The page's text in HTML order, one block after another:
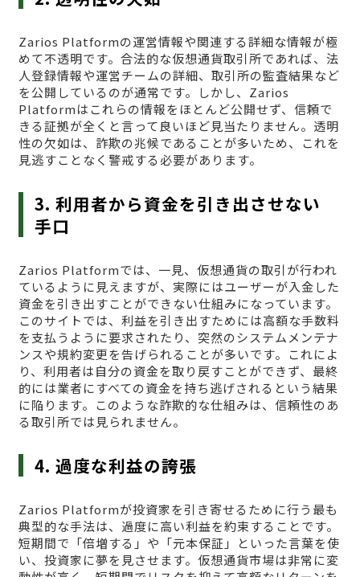
Zarios Platformの運営情報や関連する詳細な情報が極
めて不透明です。合法的な仮想通貨取引所であれば、法
人登録情報や運営チームの詳細、取引所の監査結果など
を公開しているのが通常です。しかし、Zarios
Platformはこれらの情報をほとんど公開せず、信頼で
きる証拠が全くと言って良いほど見当たりません。透明
性の欠如は、詐欺の兆候であることが多いため、これを
見逃すことなく警戒する必要があります。
3. 利用者から資金を引き出させない
手口
Zarios Platformでは、一見、仮想通貨の取引が行われ
ているように見えますが、実際にはユーザーが入金した
資金を引き出すことができない仕組みになっています。
このサイトでは、利益を引き出すためには高額な手数料
を支払うように要求されたり、突然のシステムメンテナ
ンスや規約変更を告げられることが多いです。これによ
り、利用者は自分の資金を取り戻すことができず、最終
的には業者にすべての資金を持ち逃げされるという結果
に陥ります。このような詐欺的な仕組みは、信頼性のあ
る取引所では見られません。
4. 過度な利益の誇張
Zarios Platformが投資家を引き寄せるために行う最も
典型的な手法は、過度に高い利益を約束することです。
短期間で「倍増する」や「元本保証」といった言葉を使
い、投資家に夢を見させます。仮想通貨市場は非常に変